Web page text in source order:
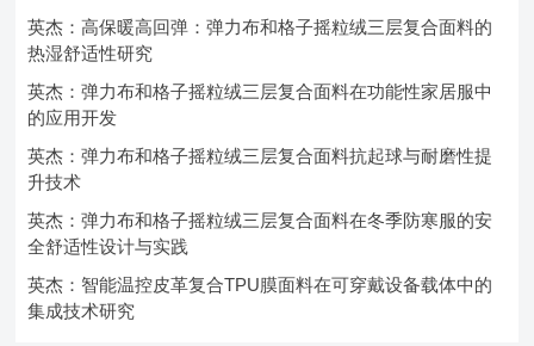
英杰：高保暖高回弹：弹力布和格子摇粒绒三层复合面料的
热湿舒适性研究
英杰：弹力布和格子摇粒绒三层复合面料在功能性家居服中
的应用开发
英杰：弹力布和格子摇粒绒三层复合面料抗起球与耐磨性提
升技术
英杰：弹力布和格子摇粒绒三层复合面料在冬季防寒服的安
全舒适性设计与实践
英杰：智能温控皮革复合TPU膜面料在可穿戴设备载体中的
集成技术研究